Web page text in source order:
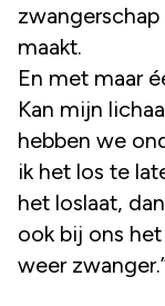
maakt.
En met maar
Kan mijn
hebben we
ik het los te
het loslaat,
ook bij ons
weer